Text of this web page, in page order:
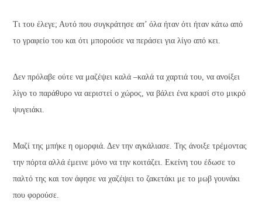
Τι του έλεγε; Αυτό που συγκράτησε απ’ όλα ήταν ότι ήταν κάτω από
το γραφείο του και ότι μπορούσε να περάσει για λίγο από κει.
Δεν πρόλαβε ούτε να μαζέψει καλά –καλά τα χαρτιά του, να ανοίξει
λίγο το παράθυρο να αεριστεί ο χώρος, να βάλει ένα κρασί στο μικρό
ψυγειάκι.
Μαζί της μπήκε η ομορφιά. Δεν την αγκάλιασε. Της άνοιξε τρέμοντας
την πόρτα αλλά έμεινε μόνο να την κοιτάζει. Εκείνη του έδωσε το
παλτό της και τον άφησε να χαζέψει το ζακετάκι με το μωβ γουνάκι
που φορούσε.